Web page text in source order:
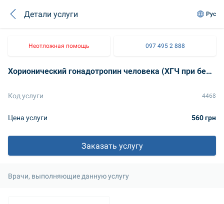
Детали услуги Рус
Неотложная помощь 097 495 2 888
Хорионический гонадотропин человека (ХГЧ при беременности)
Код услуги 4468
Цена услуги 560 грн
Заказать услугу
Врачи, выполняющие данную услугу